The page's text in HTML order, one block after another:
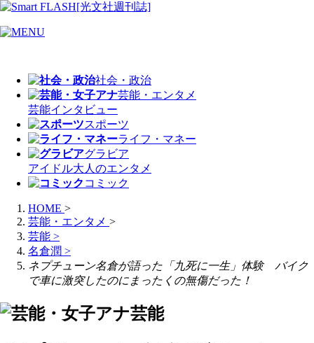
社会・政治
芸能・エンタメ
芸能インタビュー
スポーツ
ライフ・マネー
グラビア
アイドル大人のエンタメ
コミック
HOME >
芸能・エンタメ >
芸能 >
名倉潤 >
ネプチューン名倉が語った「九死に一生」体験 バイク
で車に激突したのにまったくの無傷だった！
芸能